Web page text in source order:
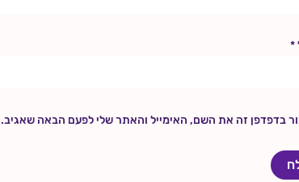
*
בדפדפן זה את השם, האימייל והאתר שלי לפעם הבאה שאגיב.